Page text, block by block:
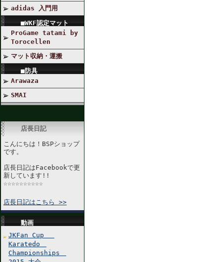
adidas 入門用
■WKF認定マット
ProGame tatami by
Torocellen
マット収納・運搬
■防具
Arawaza
SMAI
店長日記
こんにちは！BSPショップ
です。
店長日記はFacebookで更
新しています!!
☆☆☆☆☆☆☆☆☆☆
店長日記はこちら >>
動画
JKFan Cup
Karatedo
Championships